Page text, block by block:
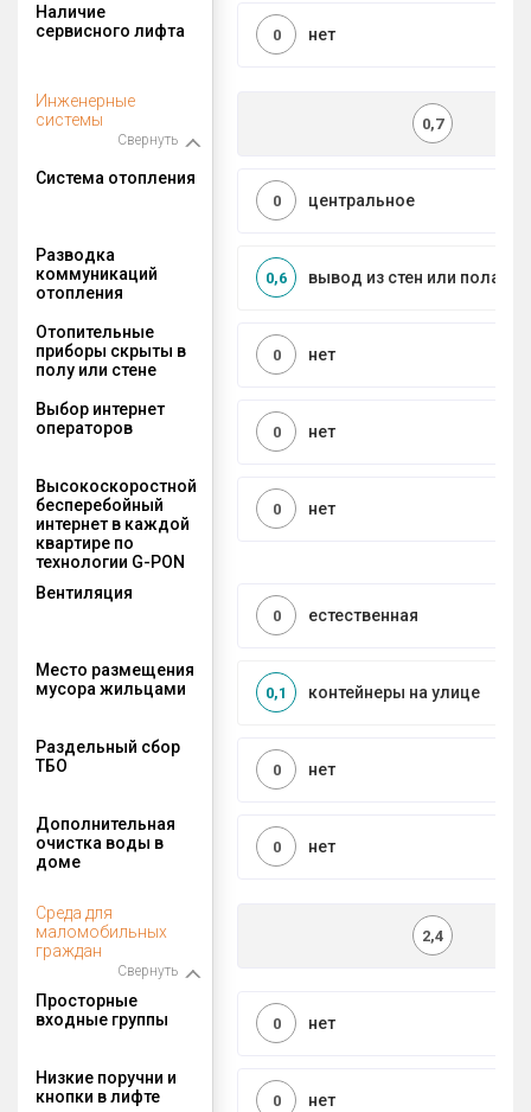
Наличие
сервисного лифта
нет
0
Инженерные
системы
Свернуть
0,7
Система отопления
центральное
0
Разводка
коммуникаций
отопления
вывод из стен или пола
0,6
Отопительные
приборы скрыты в
полу или стене
нет
0
Выбор интернет
операторов
нет
0
Высокоскоростной
бесперебойный
интернет в каждой
квартире по
технологии G-PON
нет
0
Вентиляция
естественная
0
Место размещения
мусора жильцами
контейнеры на улице
0,1
Раздельный сбор
ТБО
нет
0
Дополнительная
очистка воды в
доме
нет
0
Среда для
маломобильных
граждан
Свернуть
2,4
Просторные
входные группы
нет
0
Низкие поручни и
кнопки в лифте
нет
0